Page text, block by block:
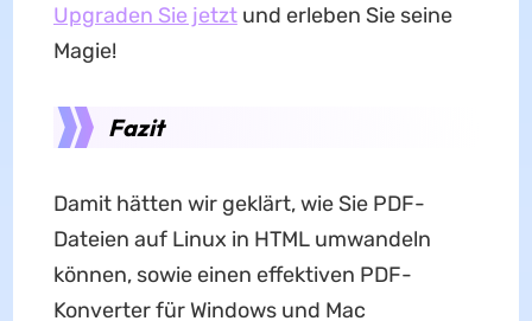
Upgraden Sie jetztund erleben Sie seine
Magie!
Fazit
Damit hätten wir geklärt, wie Sie PDF-
Dateien auf Linux in HTML umwandeln
können, sowie einen effektiven PDF-
Konverter für Windows und Mac